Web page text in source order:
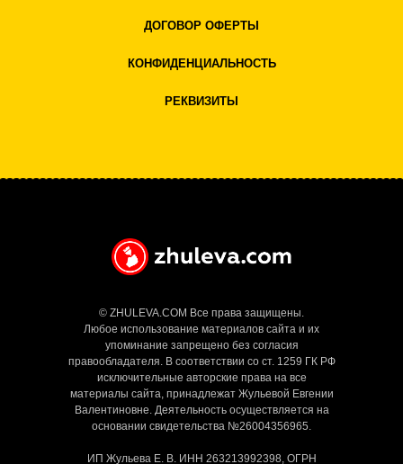
ДОГОВОР ОФЕРТЫ
КОНФИДЕНЦИАЛЬНОСТЬ
РЕКВИЗИТЫ
© ZHULEVA.COM Все права защищены.
Любое использование материалов сайта и их
упоминание запрещено без согласия
правообладателя. В соответствии со ст. 1259 ГК РФ
исключительные авторские права на все
материалы сайта, принадлежат Жульевой Евгении
Валентиновне.Деятельность осуществляется на
основании свидетельства №26004356965.
ИП Жульева Е. В. ИНН 263213992398, ОГРН